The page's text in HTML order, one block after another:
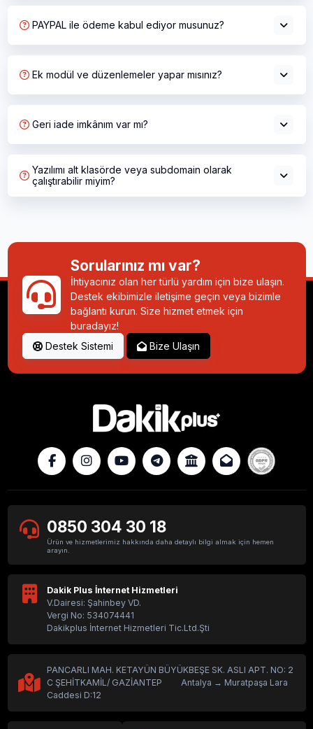
PAYPAL ile ödeme kabul ediyor musunuz?
Ek modül ve düzenlemeler yapar mısınız?
Geri iade imkânım var mı?
Yazılımı alt klasörde veya subdomain olarak
çalıştırabilir miyim?
Sorularınız mı var?
İhtiyacınız olan her türlü yardım için bize ulaşın.
Destek ekibimizle iletişime geçin veya bizimle
bağlantı kurun. Size hizmet etmek için
buradayız!
Destek Sistemi
Bize Ulaşın
0850 304 30 18
Ürün ve hizmetlerimiz hakkında daha detaylı bilgi almak için hemen
arayın.
Dakik Plus İnternet Hizmetleri
V.Dairesi: Şahinbey VD.
Vergi No: 534074441
Dakikplus İnternet Hizmetleri Tic.Ltd.Şti
PANCARLI MAH. KETAYÜN BÜYÜKBEŞE SK. ASLI APT. NO: 2
C ŞEHİTKAMİL/ GAZİANTEP Antalya → Muratpaşa Lara
Caddesi D:12